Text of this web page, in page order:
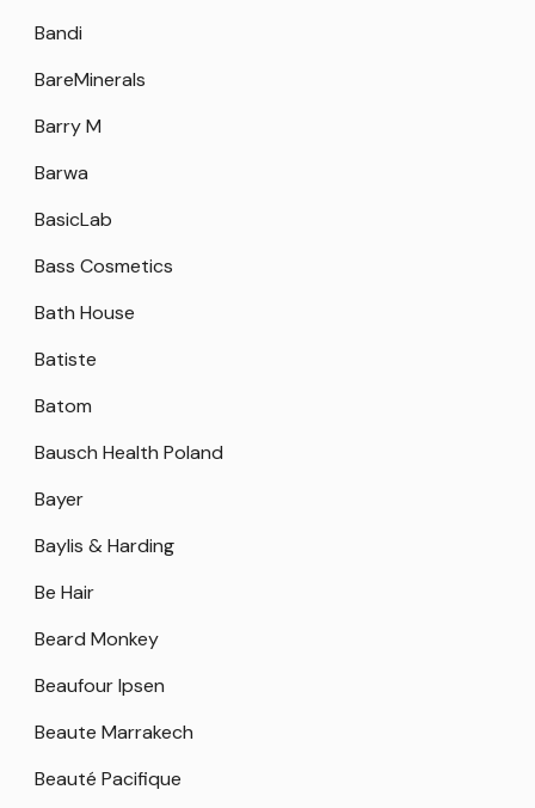
Bandi
BareMinerals
Barry M
Barwa
BasicLab
Bass Cosmetics
Bath House
Batiste
Batom
Bausch Health Poland
Bayer
Baylis & Harding
Be Hair
Beard Monkey
Beaufour Ipsen
Beaute Marrakech
Beauté Pacifique